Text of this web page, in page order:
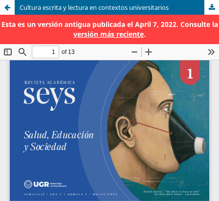
Cultura escrita y lectura en contextos universitarios
Esta es un versión antigua publicada el April 7, 2022. Consulte la
versión más reciente.